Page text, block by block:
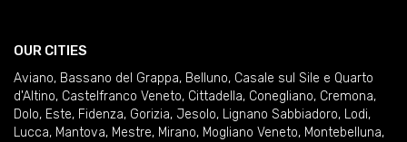
OUR CITIES
Aviano, Bassano del Grappa, Belluno, Casale sul Sile e Quarto
d'Altino, Castelfranco Veneto, Cittadella, Conegliano, Cremona,
Dolo, Este, Fidenza, Gorizia, Jesolo, Lignano Sabbiadoro, Lodi,
Lucca, Mantova, Mestre, Mirano, Mogliano Veneto, Montebelluna,